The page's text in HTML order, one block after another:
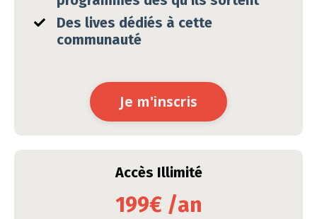
Des lives dédiés à cette
communauté
Je m'inscris
Accès Illimité
199€ /an